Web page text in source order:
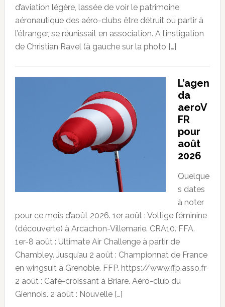
d’aviation légère, lassée de voir le patrimoine
aéronautique des aéro-clubs être détruit ou partir à
l’étranger, se réunissait en association. A l’instigation
de Christian Ravel (à gauche sur la photo […]
L’agen
da
aeroV
FR
pour
août
2026
Quelque
s dates
à noter
pour ce mois d’août 2026. 1er août : Voltige féminine
(découverte) à Arcachon-Villemarie. CRA10. FFA.
1er-8 août : Ultimate Air Challenge à partir de
Chambley. Jusqu’au 2 août : Championnat de France
en wingsuit à Grenoble. FFP. https://www.ffp.asso.fr
2 août : Café-croissant à Briare. Aéro-club du
Giennois. 2 août : Nouvelle […]